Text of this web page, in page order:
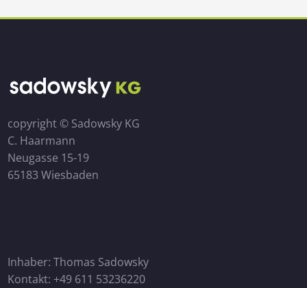
copyright © Sadowsky KG
C. Haarmann
Neugasse 15-19
65183 Wiesbaden
Inhaber: Thomas Sadowsky
Kontakt: +49 611 53236220